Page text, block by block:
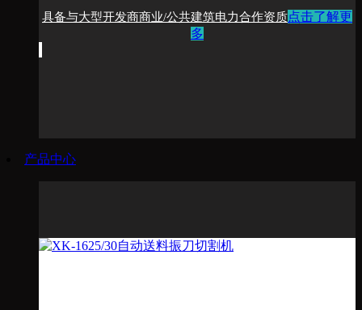
具备与大型开发商商业/公共建筑电力合作资质点击了解更
多
产品中心